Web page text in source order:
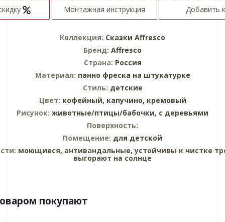
Монтажная инструкция Добавить
Коллекция: Сказки Affresco
Бренд: Affresco
Страна: Россия
Материал: панно фреска на штукатурке
Стиль: детские
Цвет: кофейный, капучино, кремовый
Рисунок: животные/птицы/бабочки, с деревьями
Поверхность:
Помещение: для детской
моющиеся, антивандальные, устойчивы к чистке
выгорают на солнце
покупают